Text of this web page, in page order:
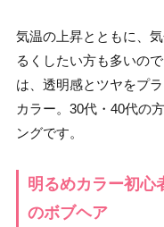
気温の上昇とともに、
るくしたい方も多いの
は、透明感とツヤをプ
カラー。30代・40代の
ングです。
明るめカラー初心
のボブヘア